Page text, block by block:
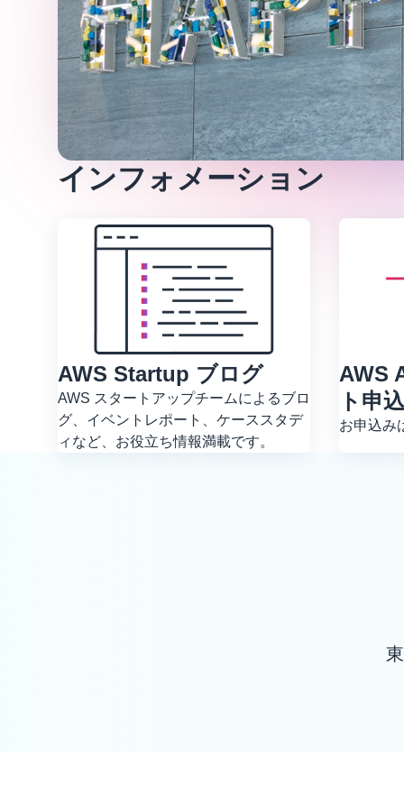
インフォメーション
AWS Startup ブログ
AWS スタートアップチームによるブロ
グ、イベントレポート、ケーススタデ
ィなど、お役立ち情報満載です。
AWS
ト申
お申込み